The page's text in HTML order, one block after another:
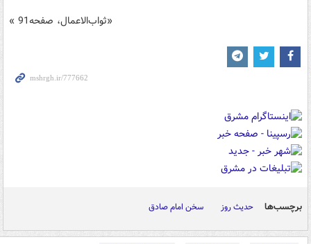
«ثواب‌الاعمال، صفحه91 »
برچسب‌ها حدیث روز سخن امام صادق